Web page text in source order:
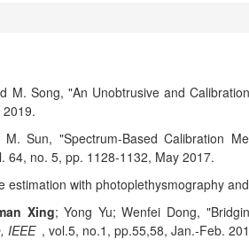
Song, "An Unobtrusive and
Sun, "Spectrum-Based Calibration
64, no. 5, pp. 1128-1132, May 2017.
estimation with photoplethysmography
Xing; Yong Yu; Wenfei Dong,
IEEE , vol.5, no.1, pp.55,58, Jan.-Feb.